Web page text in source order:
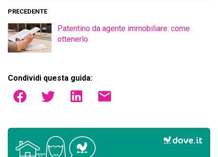
PRECEDENTE
Patentino da agente immobiliare: come
ottenerlo
Condividi questa guida: